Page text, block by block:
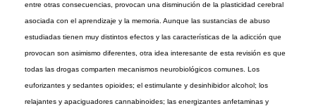
entre otras consecuencias, provocan una disminución de la plasticidad cerebral
asociada con el aprendizaje y la memoria. Aunque las sustancias de abuso
estudiadas tienen muy distintos efectos y las características de la adicción que
provocan son asimismo diferentes, otra idea interesante de esta revisión es que
todas las drogas comparten mecanismos neurobiológicos comunes. Los
euforizantes y sedantes opioides; el estimulante y desinhibidor alcohol; los
relajantes y apaciguadores cannabinoides; las energizantes anfetaminas y